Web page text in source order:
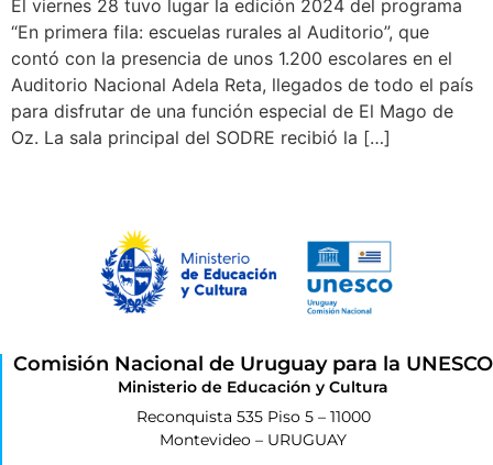
El viernes 28 tuvo lugar la edición 2024 del programa
“En primera fila: escuelas rurales al Auditorio”, que
contó con la presencia de unos 1.200 escolares en el
Auditorio Nacional Adela Reta, llegados de todo el país
para disfrutar de una función especial de El Mago de
Oz. La sala principal del SODRE recibió la […]
Comisión Nacional de Uruguay para la UNESCO
Ministerio de Educación y Cultura
Reconquista 535 Piso 5 – 11000
Montevideo – URUGUAY